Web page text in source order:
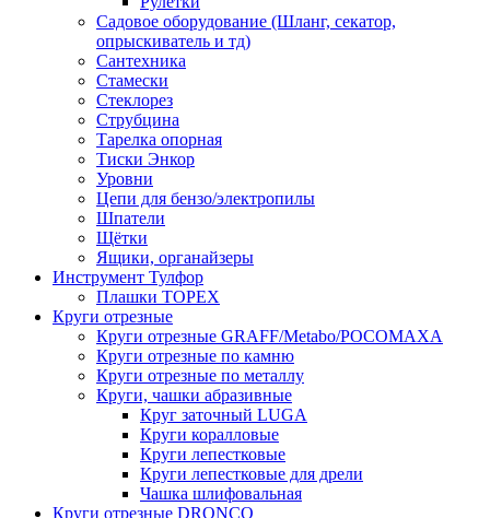
Садовое оборудование (Шланг, секатор,
опрыскиватель и тд)
Сантехника
Стамески
Стеклорез
Струбцина
Тарелка опорная
Тиски Энкор
Уровни
Цепи для бензо/электропилы
Шпатели
Щётки
Ящики, органайзеры
Инструмент Тулфор
Плашки ТОРЕХ
Круги отрезные
Круги отрезные GRAFF/Metabo/РОСОМАХА
Круги отрезные по камню
Круги отрезные по металлу
Круги, чашки абразивные
Круг заточный LUGA
Круги коралловые
Круги лепестковые
Круги лепестковые для дрели
Чашка шлифовальная
Круги отрезные DRONCO